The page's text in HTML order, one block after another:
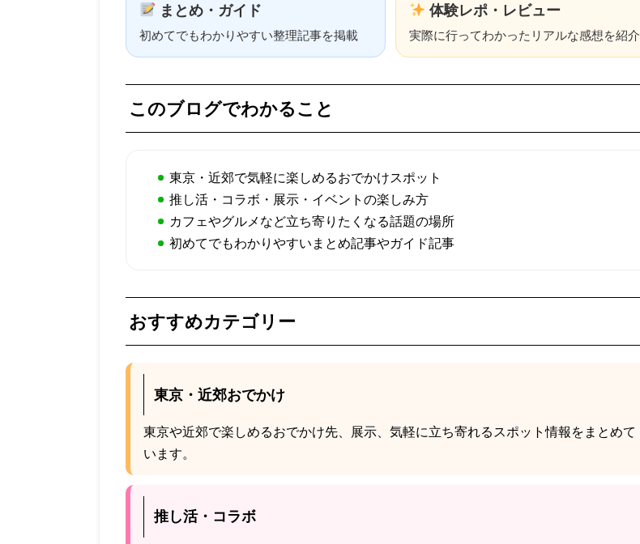
まとめ・ガイド
初めてでもわかりやすい整理記事を掲載
体験レポ・レビュー
実際に行ってわかったリアルな感想を紹介
このブログでわかること
東京・近郊で気軽に楽しめるおでかけスポット
推し活・コラボ・展示・イベントの楽しみ方
カフェやグルメなど立ち寄りたくなる話題の場所
初めてでもわかりやすいまとめ記事やガイド記事
おすすめカテゴリー
東京・近郊おでかけ
東京や近郊で楽しめるおでかけ先、展示、気軽に立ち寄れるスポット情報をまとめて
います。
推し活・コラボ